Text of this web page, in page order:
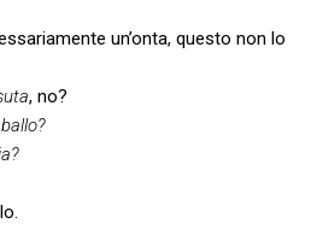
un’onta, questo non lo
, no?